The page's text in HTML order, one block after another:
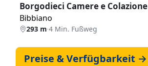
Borgodieci Camere e Colazione
Bibbiano
293 m·4 Min. Fußweg
Preise & Verfügbarkeit →